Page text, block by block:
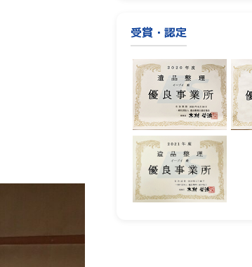
受賞・認定